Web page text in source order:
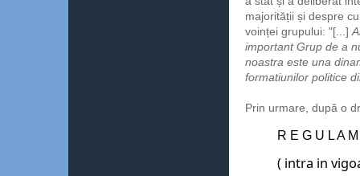
majorității și despre
voinței grupului: "[...]
important Grup de a
noastra este una
formatiunilor politice
Prin urmare, după o
R E G U L A
( intra in